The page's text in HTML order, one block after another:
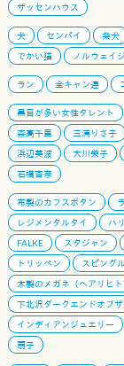
ザッセンハウス
犬 センパイ 柴犬
でかい猫
ノルウェイ
ラン 全キャン連
黒目が多い女性タレント
森高千里
三浦りさ子
浜辺美波
大川栄子
石橋杏奈
布製のカフスボタン
レジメンタルタイ
ハ
FALKE
スタジャン
トリッペン
スピング
木製のメガネ（ヘアリヒト
下北沢ダークエンドオブ
インディアンジュエリー
扇子